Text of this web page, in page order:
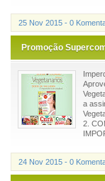
25 Nov 2015 - 0
Promoção
a
2.
24 Nov 2015 - 0